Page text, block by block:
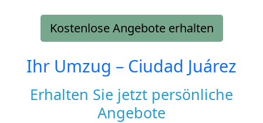
Kostenlose Angebote erhalten
Ihr Umzug – Ciudad Juárez
Erhalten Sie jetzt persönliche
Angebote